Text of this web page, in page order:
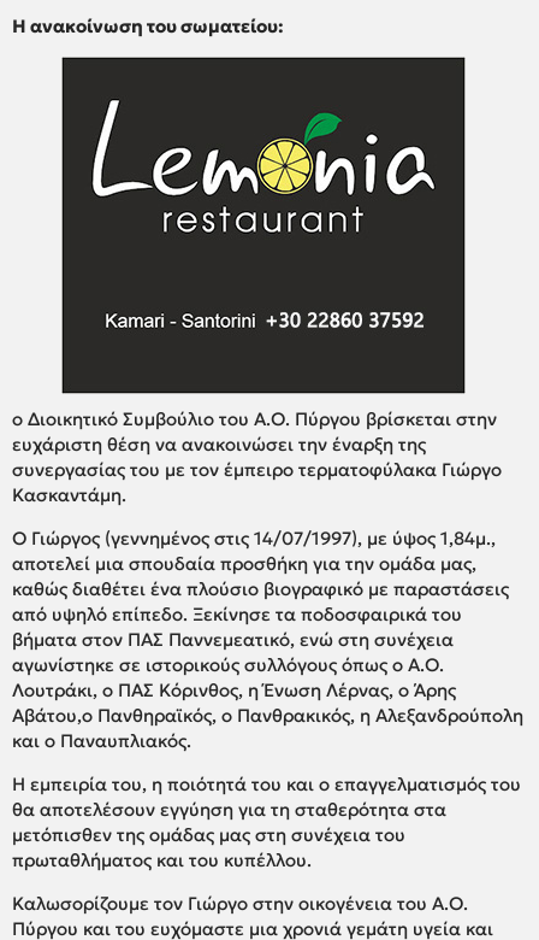
Η ανακοίνωση του σωματείου:
ο Διοικητικό Συμβούλιο του Α.Ο. Πύργου βρίσκεται στην
ευχάριστη θέση να ανακοινώσει την έναρξη της
συνεργασίας του με τον έμπειρο τερματοφύλακα Γιώργο
Κασκαντάμη.
Ο Γιώργος (γεννημένος στις 14/07/1997), με ύψος 1,84μ.,
αποτελεί μια σπουδαία προσθήκη για την ομάδα μας,
καθώς διαθέτει ένα πλούσιο βιογραφικό με παραστάσεις
από υψηλό επίπεδο. Ξεκίνησε τα ποδοσφαιρικά του
βήματα στον ΠΑΣ Παννεμεατικό, ενώ στη συνέχεια
αγωνίστηκε σε ιστορικούς συλλόγους όπως ο Α.Ο.
Λουτράκι, ο ΠΑΣ Κόρινθος, η Ένωση Λέρνας, ο Άρης
Αβάτου,ο Πανθηραϊκός, ο Πανθρακικός, η Αλεξανδρούπολη
και ο Παναυπλιακός.
Η εμπειρία του, η ποιότητά του και ο επαγγελματισμός του
θα αποτελέσουν εγγύηση για τη σταθερότητα στα
μετόπισθεν της ομάδας μας στη συνέχεια του
πρωταθλήματος και του κυπέλλου.
Καλωσορίζουμε τον Γιώργο στην οικογένεια του Α.Ο.
Πύργου και του ευχόμαστε μια χρονιά γεμάτη υγεία και